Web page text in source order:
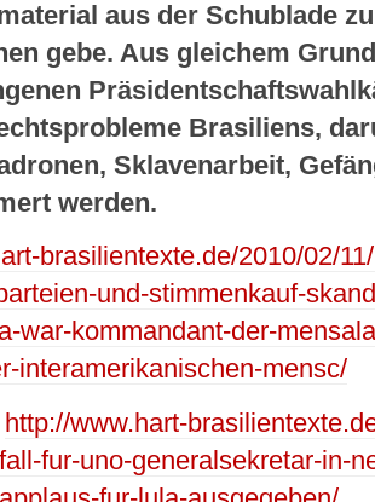
aus der Schublade
gebe. Aus gleichem
Brasiliens,
Sklavenarbeit,
werden.
brasilientexte.de/2010/02/
und-stimmenkauf-
war-kommandant-der-
interamerikanischen-mensc/
http://www.hart-
fur-uno-generalsekretar-in-